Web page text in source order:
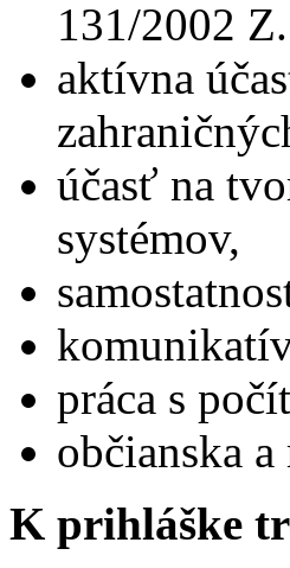
131/2002
aktívna
účasť na
systémov,
práca s
občianska
K prihláške